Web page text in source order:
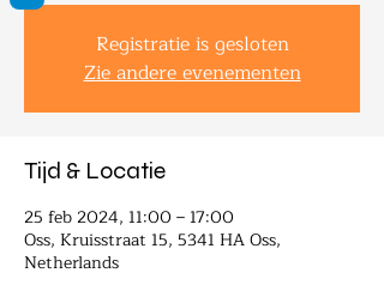
Registratie is gesloten
Zie andere evenementen
Tijd & Locatie
25 feb 2024, 11:00 – 17:00
Oss, Kruisstraat 15, 5341 HA Oss,
Netherlands